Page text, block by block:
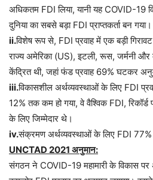
अधिकतम FDI लिया, यानी यह COVID-19
दुनिया का सबसे बड़ा FDI प्राप्तकर्ता बन गया।
ii.विशेष रूप से, FDI प्रवाह में एक बड़ी
राज्य अमेरिका (US), इटली, रूस, जर्मनी
केंद्रित थी, जहां फंड प्रवाह 69% घटकर
iii.विकासशील अर्थव्यवस्थाओं के लिए FDI
12% तक कम हो गया, वे वैश्विक FDI, रिकॉर्ड
के लिए जिम्मेदार थे।
iv.संक्रमण अर्थव्यवस्थाओं के लिए FDI 77%
UNCTAD 2021 अनुमान:
संगठन ने COVID-19 महामारी के विकास पर